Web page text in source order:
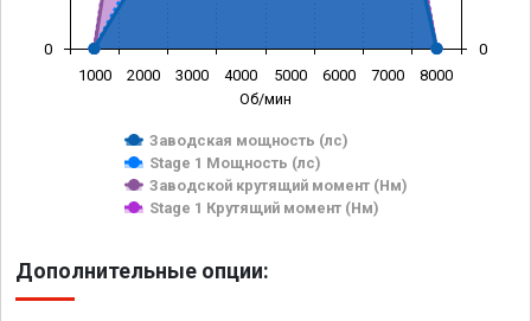
Об/мин
Заводская мощность (лс)
Stage 1 Мощность (лс)
Заводской крутящий момент (Нм)
Stage 1 Крутящий момент (Нм)
1000 2000 3000 4000 5000 6000 7000 8000
0 0
Дополнительные опции: